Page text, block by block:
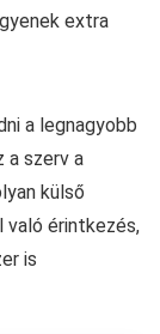
extra
a legnagyobb
a szerv a
külső
való érintkezés,
is